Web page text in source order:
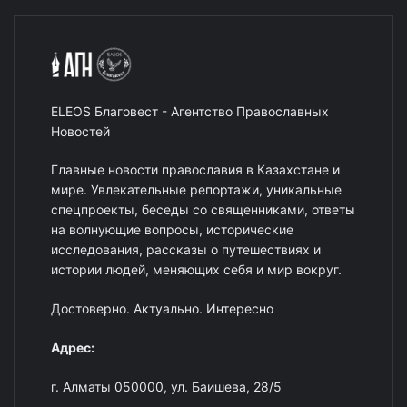
ELEOS Благовест - Агентство Православных
Новостей
Главные новости православия в Казахстане и
мире. Увлекательные репортажи, уникальные
спецпроекты, беседы со священниками, ответы
на волнующие вопросы, исторические
исследования, рассказы о путешествиях и
истории людей, меняющих себя и мир вокруг.
Достоверно. Актуально. Интересно
Адрес:
г. Алматы 050000, ул. Баишева, 28/5